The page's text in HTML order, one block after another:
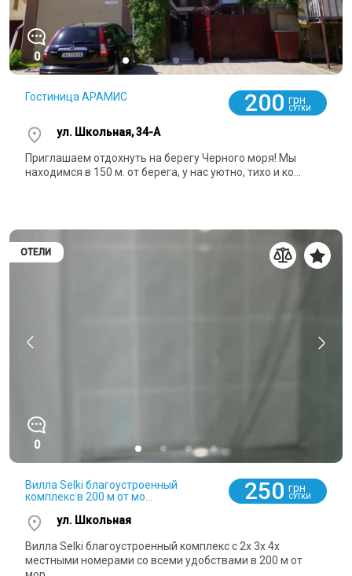
0
Гостиница АРАМИС 200 грн
СУТКИ
ул. Школьная, 34-А
Приглашаем отдохнуть на берегу Черного моря! Мы
находимся в 150 м. от берега, у нас уютно, тихо и ко...
ОТЕЛИ
0
Вилла Selki благоустроенный
комплекс в 200 м от мо...
250 грн
СУТКИ
ул. Школьная
Вилла Selki благоустроенный комплекс с 2х 3х 4х
местными номерами со всеми удобствами в 200 м от